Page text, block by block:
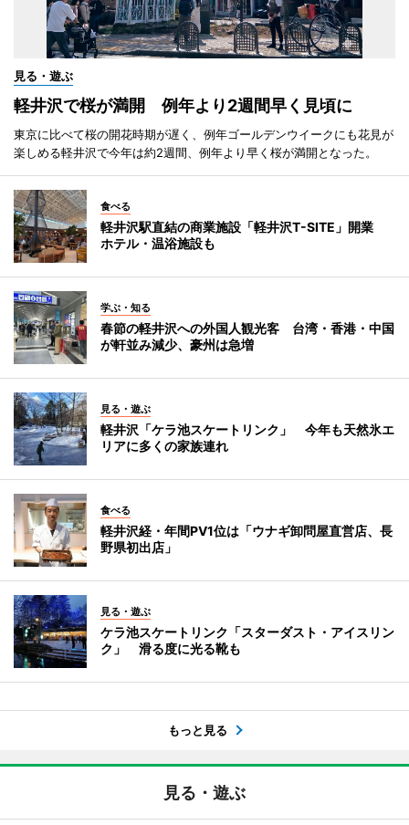
見る・遊ぶ
軽井沢で桜が満開 例年より2週間早く見頃に
東京に比べて桜の開花時期が遅く、例年ゴールデンウイークにも花見が
楽しめる軽井沢で今年は約2週間、例年より早く桜が満開となった。
食べる
軽井沢駅直結の商業施設「軽井沢T-SITE」開業
ホテル・温浴施設も
学ぶ・知る
春節の軽井沢への外国人観光客 台湾・香港・中国
が軒並み減少、豪州は急増
見る・遊ぶ
軽井沢「ケラ池スケートリンク」 今年も天然氷エ
リアに多くの家族連れ
食べる
軽井沢経・年間PV1位は「ウナギ卸問屋直営店、長
野県初出店」
見る・遊ぶ
ケラ池スケートリンク「スターダスト・アイスリン
ク」 滑る度に光る靴も
もっと見る
見る・遊ぶ